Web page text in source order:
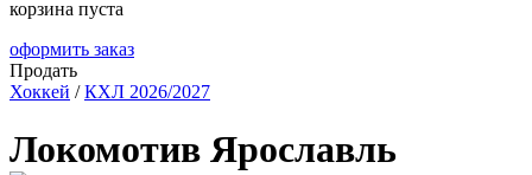
корзина пуста
оформить заказ
Продать
Хоккей /КХЛ 2026/2027
Локомотив Ярославль